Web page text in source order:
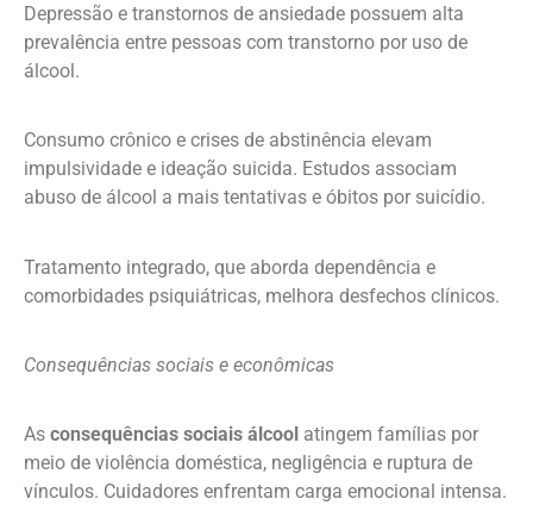
Depressão e transtornos de ansiedade possuem alta
prevalência entre pessoas com transtorno por uso de
álcool.
Consumo crônico e crises de abstinência elevam
impulsividade e ideação suicida. Estudos associam
abuso de álcool a mais tentativas e óbitos por suicídio.
Tratamento integrado, que aborda dependência e
comorbidades psiquiátricas, melhora desfechos clínicos.
Consequências sociais e econômicas
As consequências sociais álcool atingem famílias por
meio de violência doméstica, negligência e ruptura de
vínculos. Cuidadores enfrentam carga emocional intensa.